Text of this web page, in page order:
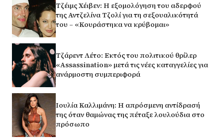
Τζέιμς Χέιβεν: Η εξομολόγηση του αδερφού
της Αντζελίνα Τζολί για τη σεξουαλικότητά
του – «Κουράστηκα να κρύβομαι»
Τζάρεντ Λέτο: Εκτός του πολιτικού θρίλερ
«Assassination» μετά τις νέες καταγγελίες για
ανάρμοστη συμπεριφορά
Ιουλία Καλλιμάνη: Η απρόσμενη αντίδρασή
της όταν θαμώνας της πέταξε λουλούδια στο
πρόσωπο